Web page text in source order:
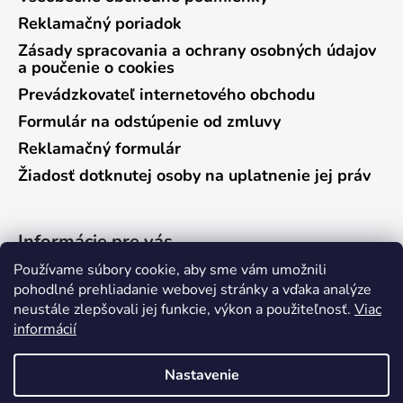
Používame súbory cookie, aby sme vám umožnili
pohodlné prehliadanie webovej stránky a vďaka analýze
neustále zlepšovali jej funkcie, výkon a použiteľnosť. Viac
informácií
Nastavenie
Reklamačný poriadok
Zásady spracovania a ochrany osobných údajov
a poučenie o cookies
Prevádzkovateľ internetového obchodu
Formulár na odstúpenie od zmluvy
Reklamačný formulár
Žiadosť dotknutej osoby na uplatnenie jej práv
Informácie pre vás
Predajňa Vráble
Predajňa Pieštany
Ako nakupovať